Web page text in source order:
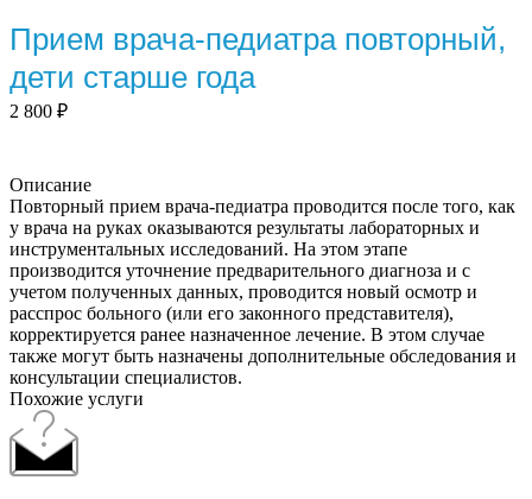
Прием врача-педиатра повторный,
дети старше года
2 800 ₽
Описание
Повторный прием врача-педиатра проводится после того, как
у врача на руках оказываются результаты лабораторных и
инструментальных исследований. На этом этапе
производится уточнение предварительного диагноза и с
учетом полученных данных, проводится новый осмотр и
расспрос больного (или его законного представителя),
корректируется ранее назначенное лечение. В этом случае
также могут быть назначены дополнительные обследования и
консультации специалистов.
Похожие услуги